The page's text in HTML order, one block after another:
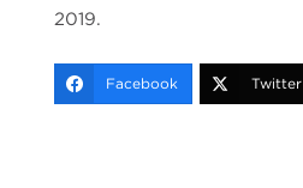
2019.
Facebook Twitter